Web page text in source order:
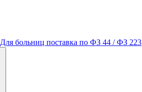
Для больниц поставка по ФЗ 44 / ФЗ 223